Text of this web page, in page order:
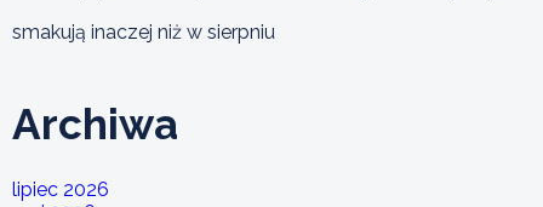
smakują inaczej niż w sierpniu
Archiwa
lipiec 2026